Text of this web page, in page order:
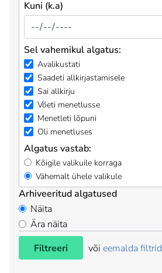
Kuni (k.a)
Sel vahemikul algatus:
Avalikustati
Saadeti allkirjastamisele
Sai allkirju
Võeti menetlusse
Menetleti lõpuni
Oli menetluses
Algatus vastab:
Kõigile valikuile korraga
Vähemalt ühele valikule
Arhiveeritud algatused
Näita
Ära näita
Filtreeri
või eemalda filtrid